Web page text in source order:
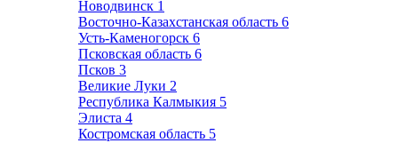
Новодвинск 1
Восточно-Казахстанская область 6
Усть-Каменогорск 6
Псковская область 6
Псков 3
Великие Луки 2
Республика Калмыкия 5
Элиста 4
Костромская область 5